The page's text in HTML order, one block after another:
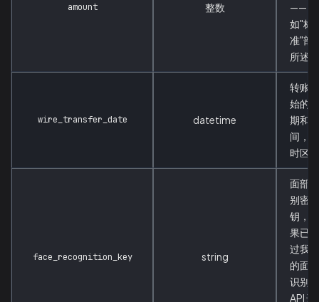
amount 整数
——
如"标
准"部
所述。
wire_transfer_date datetime
转账开
始的日
期和时
间，含
时区。
face_recognition_key string
面部识
别密
钥，如
果已通
过我们
的面部
识别
API 进